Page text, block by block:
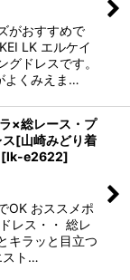
がおすすめで
LK エルケイ
グドレスです。
よくみえま…
×総レース・プ
[山崎みどり着
[lk-e2622]
OK おススメポ
レス・・ 総レ
キラッと目立つ
スト…